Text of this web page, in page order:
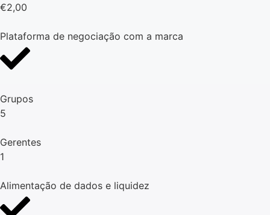
€2,00
Plataforma de negociação com a marca
Grupos
5
Gerentes
1
Alimentação de dados e liquidez